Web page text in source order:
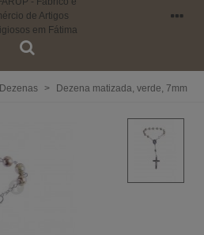
Dezenas > Dezena matizada, verde, 7mm